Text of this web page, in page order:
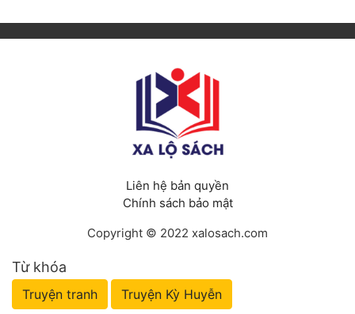
Liên hệ bản quyền
Chính sách bảo mật
Copyright © 2022 xalosach.com
Từ khóa
Truyện tranh Truyện Kỳ Huyễn